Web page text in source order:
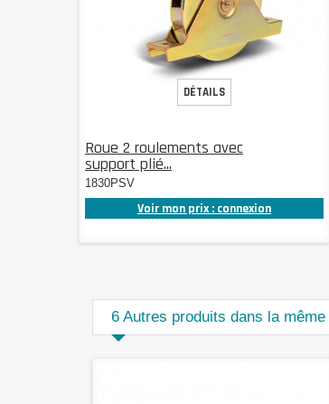
Roue 2 roulements avec
support plié...
1830PSV
Voir mon prix : connexion
DÉTAILS
6 Autres produits dans la